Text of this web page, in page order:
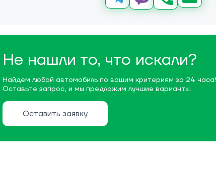
Не нашли то, что искали?
Найдем любой автомобиль по вашим критериям за 24 часа!
Оставьте запрос, и мы предложим лучшие варианты.
Оставить заявку